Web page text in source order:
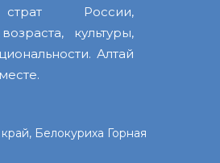
России,
культуры,
Алтай
Белокуриха Горная